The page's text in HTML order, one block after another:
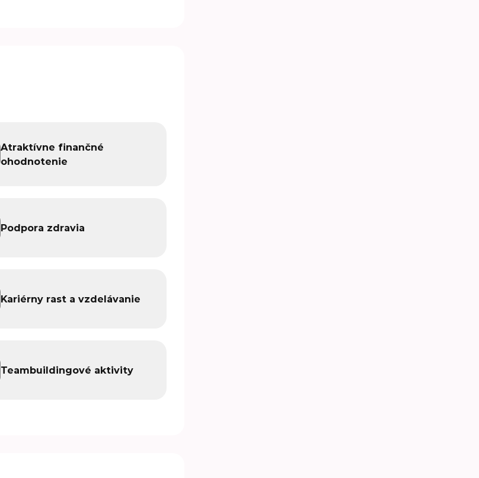
Atraktívne finančné
ohodnotenie
Podpora zdravia
Kariérny rast a vzdelávanie
Teambuildingové aktivity